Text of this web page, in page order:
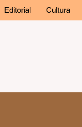
Editorial Cultura